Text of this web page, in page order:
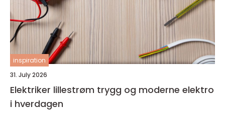
inspiration
31. July 2026
Elektriker lillestrøm trygg og moderne elektro
i hverdagen